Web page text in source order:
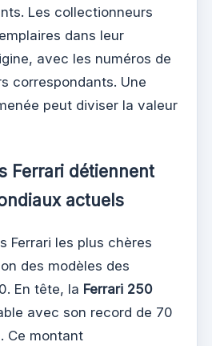
Les collectionneurs
dans leur
avec les numéros de
correspondants. Une
peut diviser la valeur
Ferrari détiennent
actuels
Ferrari les plus chères
des modèles des
En tête, la Ferrari 250
avec son record de 70
Ce montant